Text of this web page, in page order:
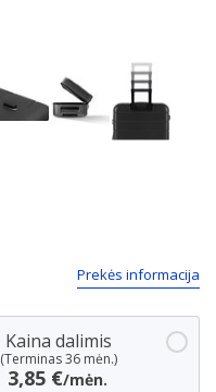
Prekės informacija
Kaina dalimis
(Terminas 36 mėn.)
3,85 €/mėn.